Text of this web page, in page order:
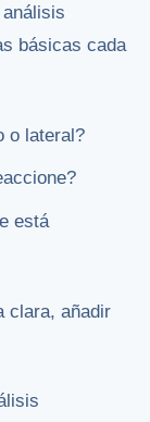
básicas cada
o lateral?
está
clara, añadir